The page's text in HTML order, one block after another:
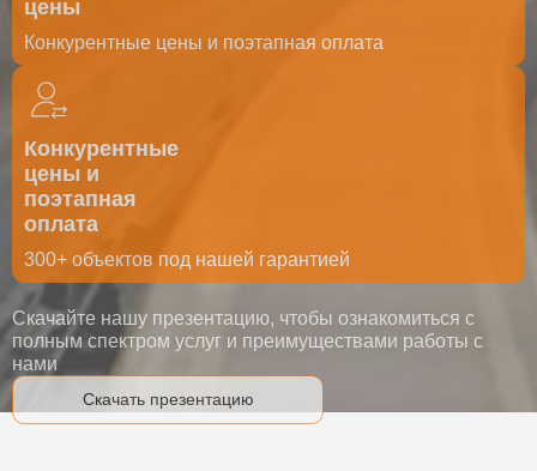
цены
Конкурентные цены и поэтапная оплата
Конкурентные
цены и
поэтапная
оплата
300+ объектов под нашей гарантией
Скачать презентацию
Скачайте нашу презентацию, чтобы ознакомиться с
полным спектром услуг и преимуществами работы с
нами